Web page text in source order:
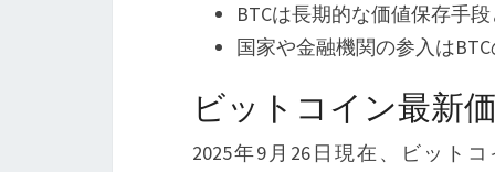
BTCは長期的な価値保存手
国家や金融機関の参入は
ビットコイン最新
2025年9月26日現在、ビット